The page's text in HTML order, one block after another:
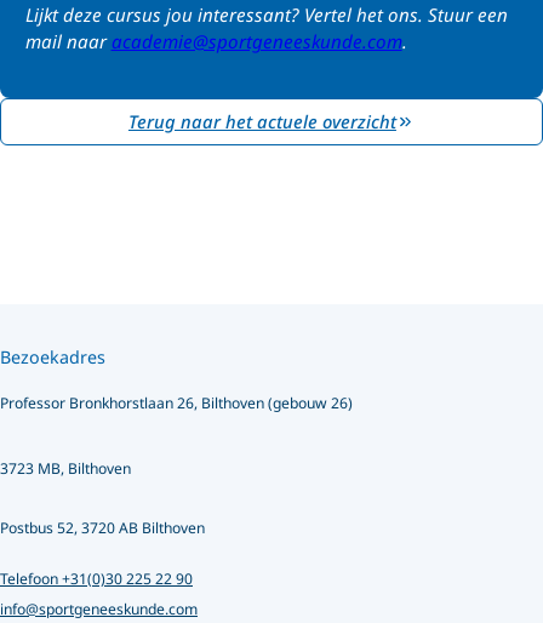
Lijkt deze cursus jou interessant? Vertel het ons. Stuur een
mail naaracademie@sportgeneeskunde.com.
Terug naar het actuele overzicht
Bezoekadres
Professor Bronkhorstlaan 26, Bilthoven (gebouw 26)
3723 MB, Bilthoven
Postbus 52, 3720 AB Bilthoven
Telefoon +31(0)30 225 22 90
info@sportgeneeskunde.com